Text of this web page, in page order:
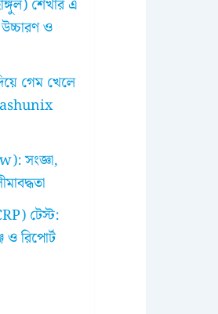
শেখার এ
ও
গেম খেলে
সংজ্ঞা,
টেস্ট:
ও রিপোর্ট